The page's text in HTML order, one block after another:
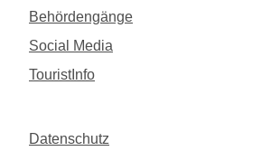
Behördengänge
Social Media
TouristInfo
Datenschutz